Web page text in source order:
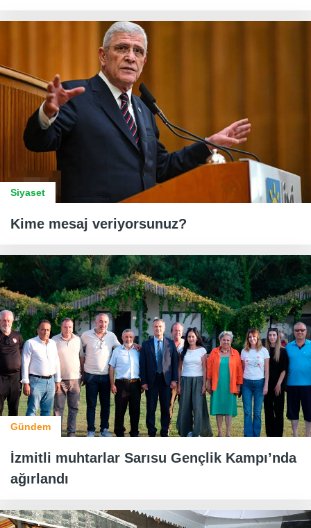
Siyaset
Kime mesaj veriyorsunuz?
Gündem
İzmitli muhtarlar Sarısu Gençlik Kampı’nda
ağırlandı